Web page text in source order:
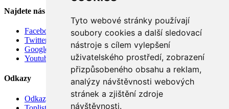
Tyto webové stránky používají
soubory cookies a další sledovací
nástroje s cílem vylepšení
uživatelského prostředí, zobrazení
přizpůsobeného obsahu a reklam,
analýzy návštěvnosti webových
stránek a zjištění zdroje
návštěvnosti.
Najdete nás
Facebook
Twitter
Google
Youtube
Odkazy
Odkazy